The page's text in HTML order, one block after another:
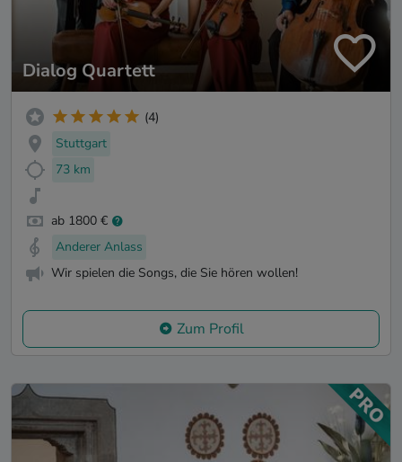
Dialog Quartett
(4)
Stuttgart
73 km
ab 1800 €
Anderer Anlass
Wir spielen die Songs, die Sie hören wollen!
Zum Profil